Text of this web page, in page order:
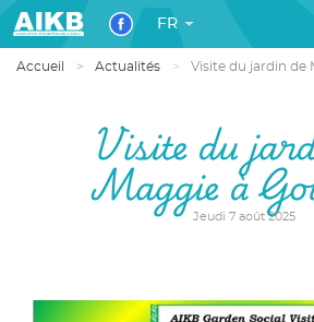
FR
Accueil Actualités Visite du jardin de
Visite du
Maggie à
Jeudi 7 août 2025